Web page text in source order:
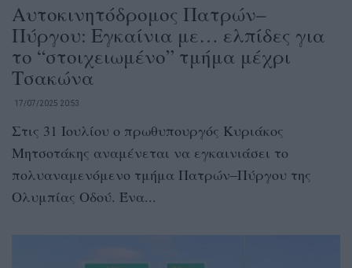
Αυτοκινητόδρομος Πατρών–
Πύργου: Εγκαίνια με… ελπίδες για
το “στοιχειωμένο” τμήμα μέχρι
Τσακώνα
17/07/2025 20:53
Στις 31 Ιουλίου ο πρωθυπουργός Κυριάκος
Μητσοτάκης αναμένεται να εγκαινιάσει το
πολυαναμενόμενο τμήμα Πατρών–Πύργου της
Ολυμπίας Οδού. Ένα...